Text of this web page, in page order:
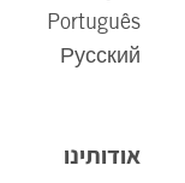
Português
Русский
אודותינו